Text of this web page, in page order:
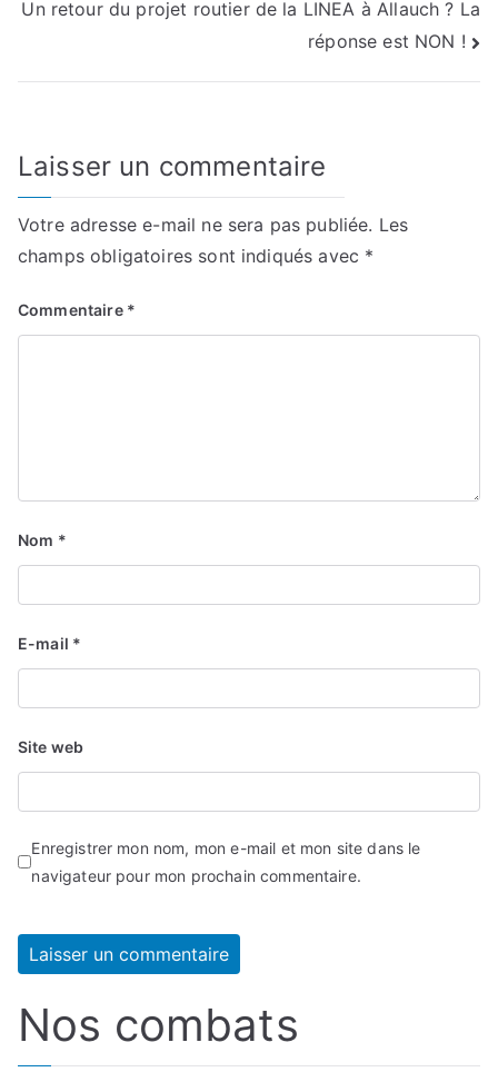
de
l’article
Un retour du projet routier de la LINEA à Allauch ? La
réponse est NON !
Laisser un commentaire
Votre adresse e-mail ne sera pas publiée. Les
champs obligatoires sont indiqués avec *
Commentaire *
Nom *
E-mail *
Site web
Enregistrer mon nom, mon e-mail et mon site dans le
navigateur pour mon prochain commentaire.
Nos combats